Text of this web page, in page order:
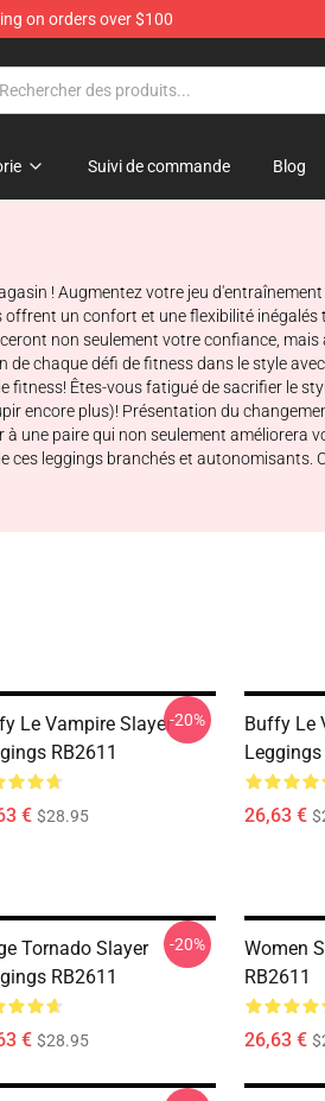
on orders over $100
Suivi de commande Blog
! Augmentez votre jeu
un confort et une flexibilité
non seulement votre confiance,
chaque défi de fitness dans le style
Êtes-vous fatigué de sacrifier le
encore plus)! Présentation du
une paire qui non seulement
leggings branchés et
Le Vampire Slayer
RB2611
€ $28.95
-20%
Buffy Le
Leggings
26,63 €
Tornado Slayer
RB2611
€ $28.95
-20%
Women
RB2611
26,63 €